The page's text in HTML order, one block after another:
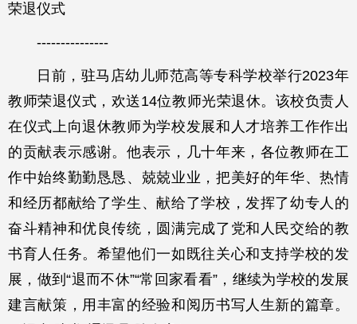
荣退仪式
---------------
日前，驻马店幼儿师范高等专科学校举行2023年
教师荣退仪式，欢送14位教师光荣退休。该校负责人
在仪式上向退休教师为学校发展和人才培养工作作出
的贡献表示感谢。他表示，几十年来，各位教师在工
作中始终勤勤恳恳、兢兢业业，把美好的年华、热情
和经历都献给了学生、献给了学校，发挥了幼专人的
奋斗精神和优良传统，圆满完成了党和人民交给的教
书育人任务。希望他们一如既往关心和支持学校的发
展，做到“退而不休”“常回家看看”，继续为学校的发展
建言献策，用丰富的经验和阅历书写人生新的篇章。